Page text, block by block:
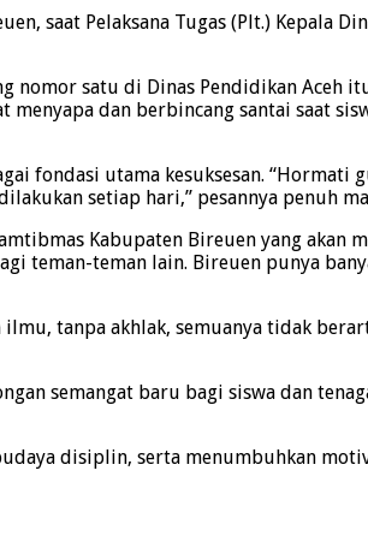
saat Pelaksana Tugas (Plt.) Kepala
nomor satu di Dinas Pendidikan Aceh
dan berbincang santai saat
fondasi utama kesuksesan. “Hormati
setiap hari,” pesannya penuh
Kabupaten Bireuen yang akan
teman-teman lain. Bireuen punya
tanpa akhlak, semuanya tidak
semangat baru bagi siswa dan
disiplin, serta menumbuhkan